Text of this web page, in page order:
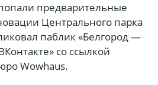
предварительные
Центрального парка
паблик «Белгород —
со ссылкой
Wowhaus.